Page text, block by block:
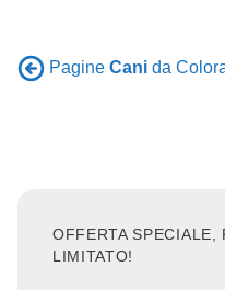
Pagine Cani da
OFFERTA SPECIALE,
LIMITATO!